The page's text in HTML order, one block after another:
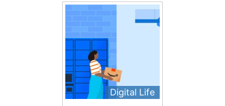
Digital Life